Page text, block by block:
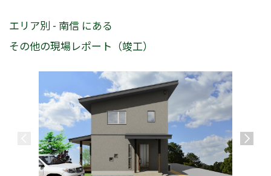
エリア別 - 南信 にある
その他の現場レポート（竣工）